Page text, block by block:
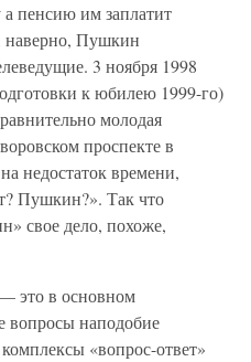
пенсию им заплатит
Пушкин
3 ноября 1998
к юбилею 1999-го)
молодая
проспекте в
недостаток времени,
Пушкин?». Так что
свое дело, похоже,
это в основном
вопросы наподобие
«вопрос-ответ»